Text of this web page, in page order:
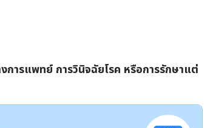
การแพทย์ การวินิจฉัยโรค หรือการรักษาแต่